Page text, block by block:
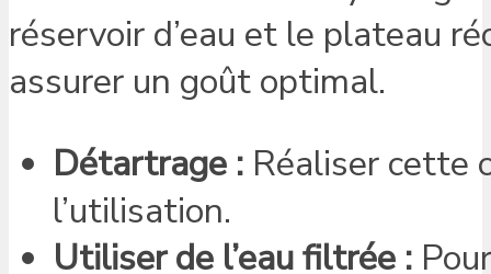
réservoir d’eau et le plateau
assurer un goût optimal.
Détartrage : Réaliser cette
l’utilisation.
Utiliser de l’eau filtrée :